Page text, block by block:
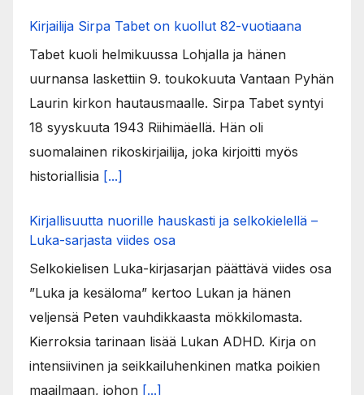
Kirjailija Sirpa Tabet on kuollut 82-vuotiaana
Tabet kuoli helmikuussa Lohjalla ja hänen
uurnansa laskettiin 9. toukokuuta Vantaan Pyhän
Laurin kirkon hautausmaalle. Sirpa Tabet syntyi
18 syyskuuta 1943 Riihimäellä. Hän oli
suomalainen rikoskirjailija, joka kirjoitti myös
historiallisia [...]
Kirjallisuutta nuorille hauskasti ja selkokielellä –
Luka-sarjasta viides osa
Selkokielisen Luka-kirjasarjan päättävä viides osa
”Luka ja kesäloma” kertoo Lukan ja hänen
veljensä Peten vauhdikkaasta mökkilomasta.
Kierroksia tarinaan lisää Lukan ADHD. Kirja on
intensiivinen ja seikkailuhenkinen matka poikien
maailmaan, johon [...]